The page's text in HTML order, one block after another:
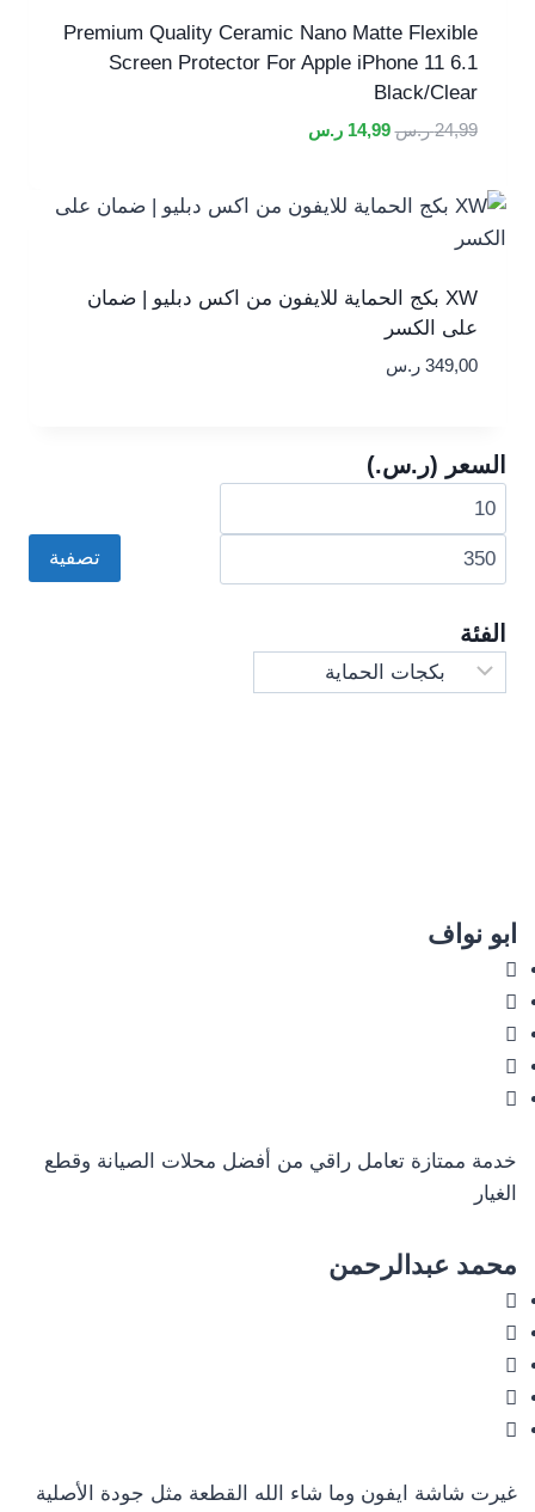
Premium Quality Ceramic Nano Matte Flexible
Screen Protector For Apple iPhone 11 6.1
Black/Clear
24,99 ر.س السعر
24,99 ر.س.
14,99 ر.س
14,99 ر.س.
XW بكج الحماية للايفون من اكس دبليو | ضمان
على الكسر
349,00 ر.س
السعر (ر.س.‏)
أدنى
تصفية
الفئة
ابو نواف
خدمة ممتازة تعامل راقي من أفضل محلات الصيانة وقطع
الغيار
محمد عبدالرحمن
غيرت شاشة ايفون وما شاء الله القطعة مثل جودة الأصلية